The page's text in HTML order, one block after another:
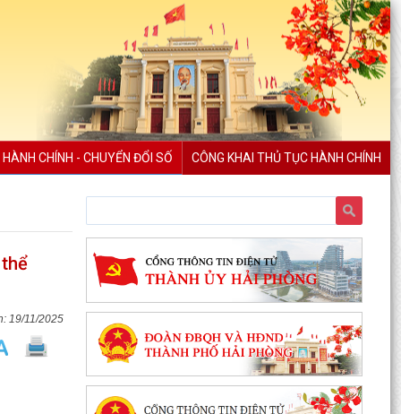
CHÍNH - CHUYỂN ĐỔI SỐ CÔNG KHAI THỦ TỤC HÀNH CHÍNH
19/11/2025